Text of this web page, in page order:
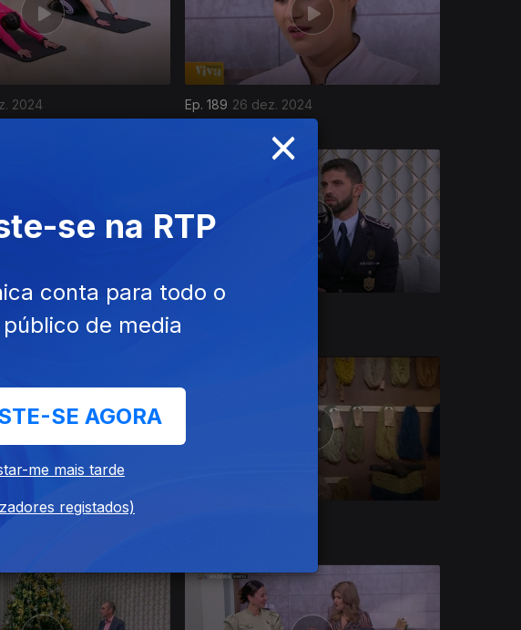
2024 Ep. 189 26 dez. 2024
×
se na RTP
conta para todo o
de media
SE AGORA
me mais tarde
registados)